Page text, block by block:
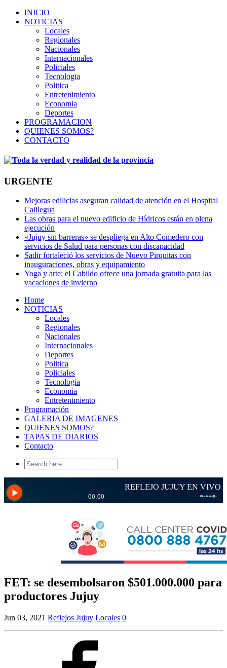
INICIO
NOTICIAS
Locales
Regionales
Nacionales
Internacionales
Policiales
Tecnologia
Politica
Entretenimiento
Economia
Deportes
PROGRAMACION
QUIENES SOMOS?
CONTACTO
URGENTE
Mejoras edilicias aseguran calidad de atención en el Hospital
Calilegua
Las obras para el nuevo edificio de Hídricos están en plena
ejecución
«Jujuy sin barreras» se despliega en Alto Comedero con
servicios de Salud para personas con discapacidad
Sadir fortaleció los servicios de Nuevo Pirquitas con
inauguraciones, obras y equipamiento
Yoga y arte: el Cabildo ofrece una jornada gratuita para las
vacaciones de invierno
Home
NOTICIAS
Locales
Regionales
Nacionales
Internacionales
Deportes
Politica
Policiales
Tecnologia
Economia
Entretenimiento
Programación
GALERIA DE IMAGENES
QUIENES SOMOS?
TAPAS DE DIARIOS
Contacto
Search
for:
FET: se desembolsaron $501.000.000 para
productores Jujuy
Jun 03, 2021 Reflejos Jujuy Locales 0